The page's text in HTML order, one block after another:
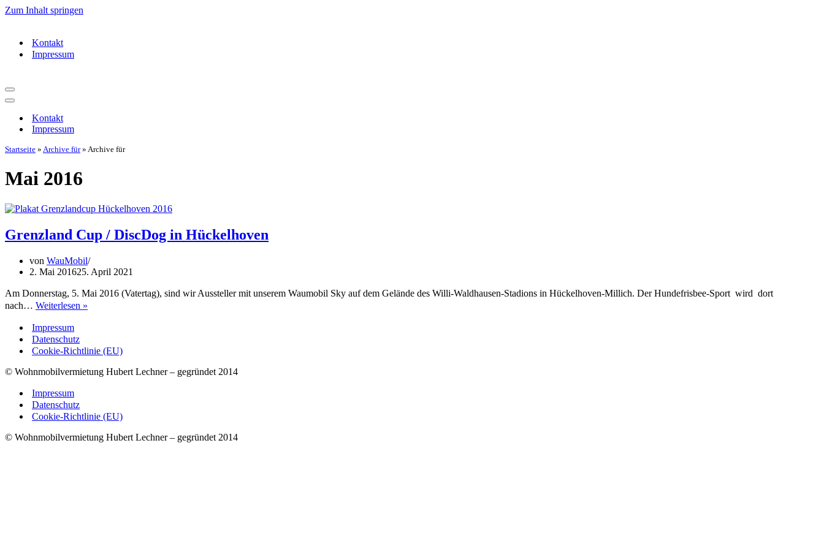
Zum Inhalt springen
Kontakt
Impressum
Navigationsmenü
Navigationsmenü
Kontakt
Impressum
Startseite » Archive für» Archive für
Mai 2016
Grenzland Cup / DiscDog in Hückelhoven
von WauMobil
2. Mai 201625. April 2021
Am Donnerstag, 5. Mai 2016 (Vatertag), sind wir Aussteller mit unserem Waumobil Sky auf dem Gelände des Willi-Waldhausen-Stadions in Hückelhoven-Millich. Der Hundefrisbee-Sport wird dort
nach… Weiterlesen »
in
Hückelhoven
Impressum
Datenschutz
Cookie-Richtlinie (EU)
© Wohnmobilvermietung Hubert Lechner – gegründet 2014
Impressum
Datenschutz
Cookie-Richtlinie (EU)
© Wohnmobilvermietung Hubert Lechner – gegründet 2014